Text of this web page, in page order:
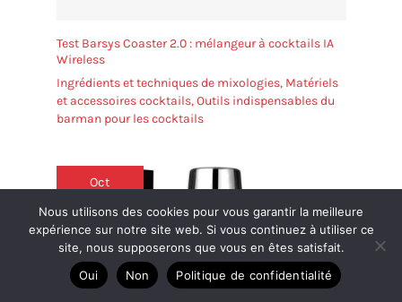
Test Barsys Coaster 2.0 : mélangeur à cocktails IA
Wireless
Ingrédients et techniques de mixologies, Matériels
et accessoires cocktails,Outils indispensables du
barman pour les cocktails
Oct
7
2024
Nous utilisons des cookies pour vous garantir la meilleure
expérience sur notre site web. Si vous continuez à utiliser ce
site, nous supposerons que vous en êtes satisfait.
Oui
Non Politique de confidentialité